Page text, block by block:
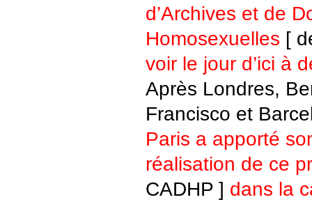
d’Archives et de
Homosexuelles [
voir le jour d’ici à
Après Londres,
Francisco et
Paris a apporté
réalisation de ce
CADHP ] dans la